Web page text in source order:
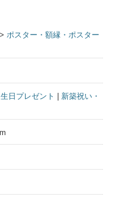
> ポスター・額縁・ポスター
日プレゼント | 新築祝い・